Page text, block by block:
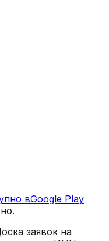
вGoogle Play
заявок на